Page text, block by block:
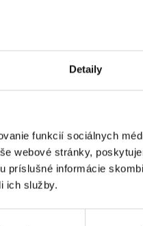
Detaily
funkcií sociálnych
webové stránky,
príslušné informácie
ich služby.